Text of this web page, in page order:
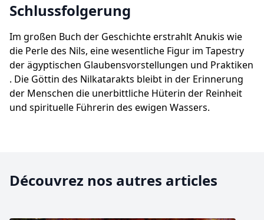
Schlussfolgerung
Im großen Buch der Geschichte erstrahlt Anukis wie
die Perle des Nils, eine wesentliche Figur im Tapestry
der ägyptischen Glaubensvorstellungen und Praktiken
. Die Göttin des Nilkatarakts bleibt in der Erinnerung
der Menschen die unerbittliche Hüterin der Reinheit
und spirituelle Führerin des ewigen Wassers.
Découvrez nos autres articles